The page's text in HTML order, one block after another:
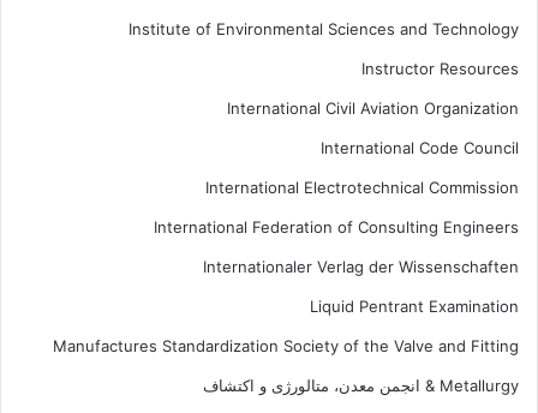
Institute of Environmental Sciences and Technology
Instructor Resources
International Civil Aviation Organization
International Code Council
International Electrotechnical Commission
International Federation of Consulting Engineers
Internationaler Verlag der Wissenschaften
Liquid Pentrant Examination
Manufactures Standardization Society of the Valve and Fitting
Metallurgy & انجمن معدن، متالورژی و اکتشاف